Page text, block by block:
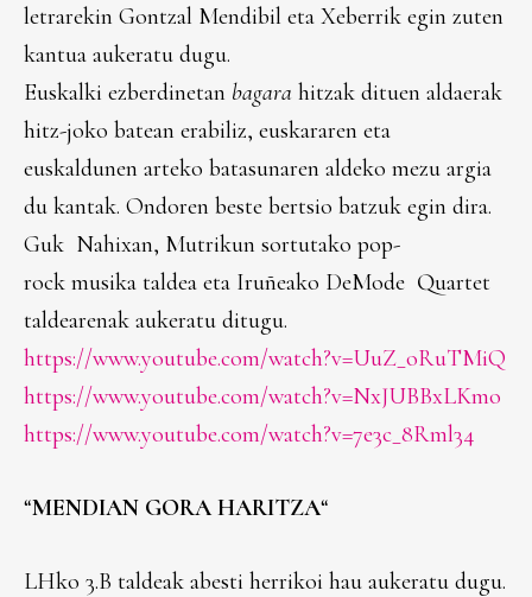
letrarekin Gontzal Mendibil eta Xeberrik egin zuten
kantua aukeratu dugu.
Euskalki ezberdinetan bagara hitzak dituen aldaerak
hitz-joko batean erabiliz, euskararen eta
euskaldunen arteko batasunaren aldeko mezu argia
du kantak. Ondoren beste bertsio batzuk egin dira.
Guk Nahixan, Mutrikun sortutako pop-
rock musika taldea eta Iruñeako DeMode Quartet
taldearenak aukeratu ditugu.
https://www.youtube.com/watch?v=UuZ_oRuTMiQ
https://www.youtube.com/watch?v=NxJUBBxLKmo
https://www.youtube.com/watch?v=7e3c_8Rml34
“MENDIAN GORA HARITZA“
LHko 3.B taldeak abesti herrikoi hau aukeratu dugu.